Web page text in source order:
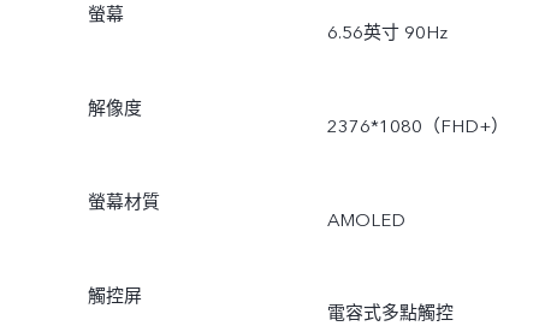
螢幕
6.56英寸 90Hz
解像度
2376*1080（FHD+）
螢幕材質
AMOLED
觸控屏
電容式多點觸控